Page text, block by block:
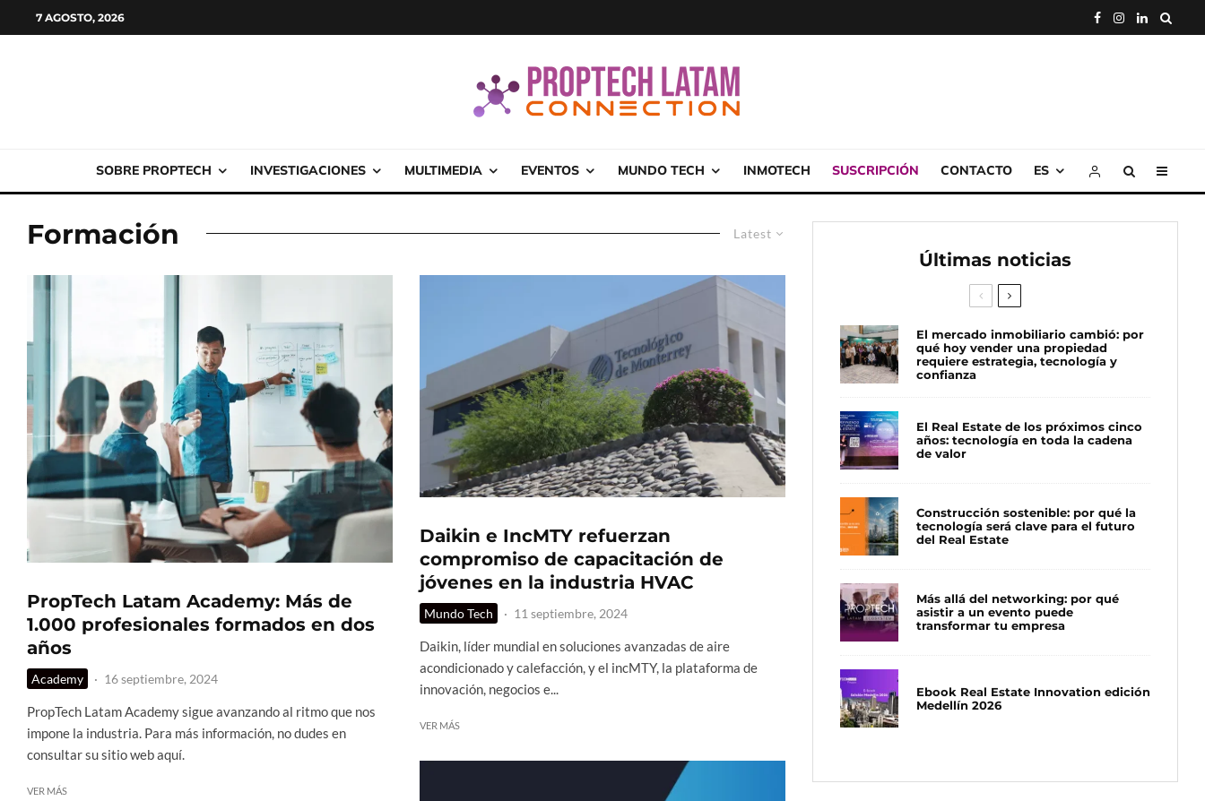
7 AGOSTO, 2026
SOBRE PROPTECH INVESTIGACIONES MULTIMEDIA EVENTOS MUNDO TECH INMOTECH SUSCRIPCIÓN CONTACTO ES
Latest
Formación
PropTech Latam Academy: Más de
1.000 profesionales formados en dos
años
Academy · 16 septiembre, 2024
PropTech Latam Academy sigue avanzando al ritmo que nos
impone la industria. Para más información, no dudes en
consultar su sitio web aquí.
VER MÁS
Daikin e IncMTY refuerzan
compromiso de capacitación de
jóvenes en la industria HVAC
Mundo Tech · 11 septiembre, 2024
Daikin, líder mundial en soluciones avanzadas de aire
acondicionado y calefacción, y el incMTY, la plataforma de
innovación, negocios e...
VER MÁS
Últimas noticias
El mercado inmobiliario cambió: por
qué hoy vender una propiedad
requiere estrategia, tecnología y
confianza
El Real Estate de los próximos cinco
años: tecnología en toda la cadena
de valor
Construcción sostenible: por qué la
tecnología será clave para el futuro
del Real Estate
Más allá del networking: por qué
asistir a un evento puede
transformar tu empresa
Ebook Real Estate Innovation edición
Medellín 2026